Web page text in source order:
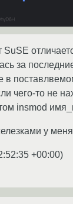
SuSE
за
в
чего-то не
insmod
у
+00:00)